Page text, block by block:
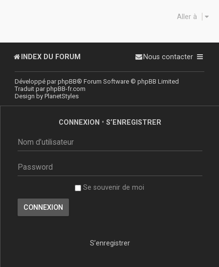
Aller à
INDEX DU FORUM Nous contacter
Développé parphpBB® Forum Software © phpBB Limited
Traduit parphpBB-fr.com
Design by PlanetStyles
CONNEXION • S’ENREGISTRER
Se souvenir de moi
S’enregistrer